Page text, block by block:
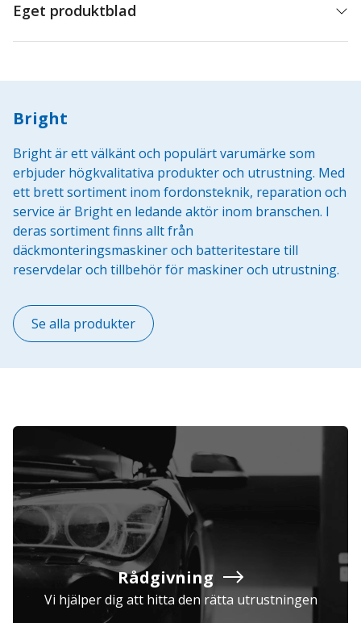
Eget produktblad
Bright
Bright är ett välkänt och populärt varumärke som
erbjuder högkvalitativa produkter och utrustning. Med
ett brett sortiment inom fordonsteknik, reparation och
service är Bright en ledande aktör inom branschen. I
deras sortiment finns allt från
däckmonteringsmaskiner och batteritestare till
reservdelar och tillbehör för maskiner och utrustning.
Se alla produkter
Rådgivning
Vi hjälper dig att hitta den rätta utrustningen